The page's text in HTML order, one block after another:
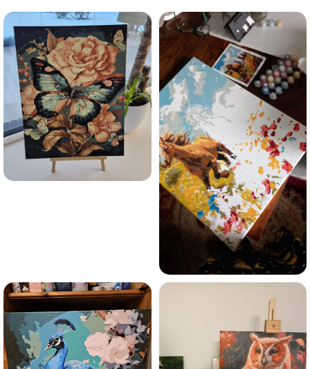
Esmu iepazinies ar GleznoPats.lv privātuma politiku un
piekrītu tai
GleznoPats.lvPrivātuma politika
SAŅEMT -10%